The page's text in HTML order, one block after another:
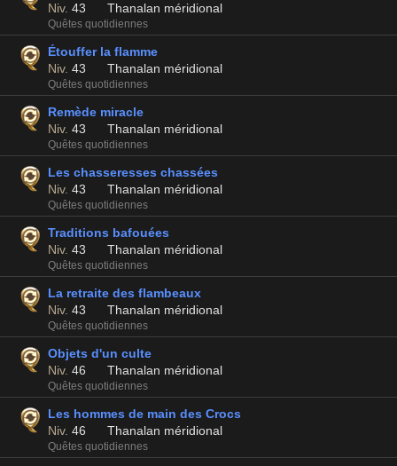
Niv. 43 Thanalan méridional
Quêtes quotidiennes
Étouffer la flamme
Niv. 43 Thanalan méridional
Quêtes quotidiennes
Remède miracle
Niv. 43 Thanalan méridional
Quêtes quotidiennes
Les chasseresses chassées
Niv. 43 Thanalan méridional
Quêtes quotidiennes
Traditions bafouées
Niv. 43 Thanalan méridional
Quêtes quotidiennes
La retraite des flambeaux
Niv. 43 Thanalan méridional
Quêtes quotidiennes
Objets d'un culte
Niv. 46 Thanalan méridional
Quêtes quotidiennes
Les hommes de main des Crocs
Niv. 46 Thanalan méridional
Quêtes quotidiennes